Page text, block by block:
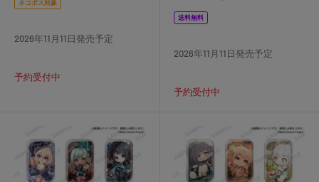
価
ネコポス対象
2026年11月11日発売予定
予約受付中
価
送料無料
2026年11月11日発売予定
予約受付中